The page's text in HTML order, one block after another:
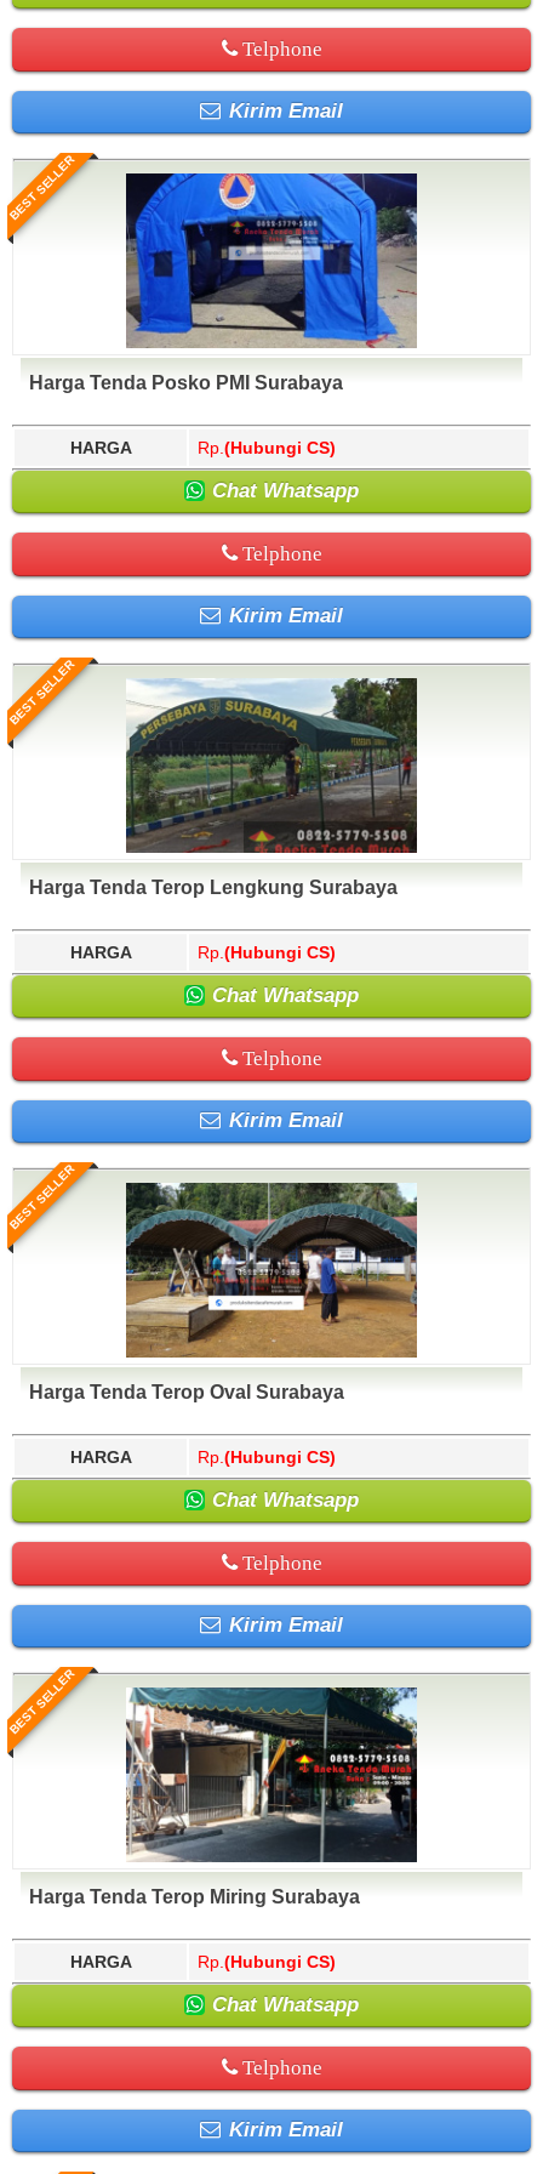
Telphone
Kirim Email
BEST SELLER
Harga Tenda Posko PMI Surabaya
HARGA Rp. (Hubungi CS)
Chat Whatsapp
Telphone
Kirim Email
BEST SELLER
Harga Tenda Terop Lengkung Surabaya
HARGA Rp. (Hubungi CS)
Chat Whatsapp
Telphone
Kirim Email
BEST SELLER
Harga Tenda Terop Oval Surabaya
HARGA Rp. (Hubungi CS)
Chat Whatsapp
Telphone
Kirim Email
BEST SELLER
Harga Tenda Terop Miring Surabaya
HARGA Rp. (Hubungi CS)
Chat Whatsapp
Telphone
Kirim Email